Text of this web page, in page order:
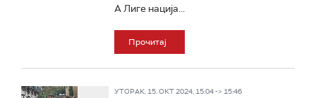
А Лиге нација...
Прочитај
УТОРАК, 15. ОКТ 2024, 15:04 -> 15:46